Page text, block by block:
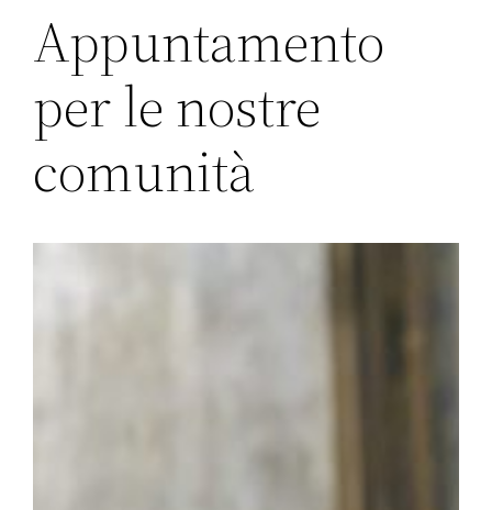
Appuntamento
per le nostre
comunità